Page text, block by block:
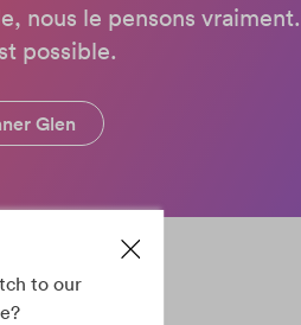
nous le pensons
possible.
Glen
to our